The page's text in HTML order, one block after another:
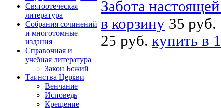
Святоотеческая
литература
Собрания сочинений
и многотомные
издания
Справочная и
учебная литература
Закон Божий
Таинства Церкви
Венчание
Исповедь
Крещение
Забота
в корзину 35 руб.
25 руб. купить в